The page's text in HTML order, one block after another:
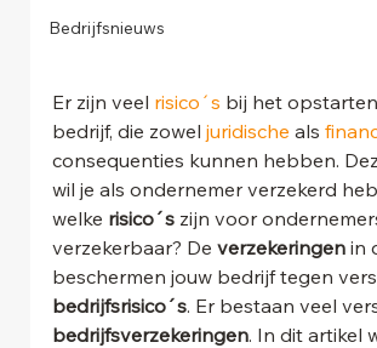
Bedrijfsnieuws
Er zijn veel risico´s bij het
bedrijf, die zowel juridische als
consequenties kunnen hebben.
wil je als ondernemer verzekerd
welke risico´s zijn voor
verzekerbaar? De verzekeringen in
beschermen jouw bedrijf tegen
bedrijfsrisico´s. Er bestaan veel
bedrijfsverzekeringen. In dit artikel